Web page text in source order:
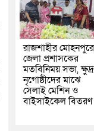
রাজশাহীর মোহনপুরে
জেলা প্রশাসকের
মতবিনিময় সভা, ক্ষুদ্র
নৃগোষ্ঠীদের মাঝে
সেলাই মেশিন ও
বাইসাইকেল বিতরণ